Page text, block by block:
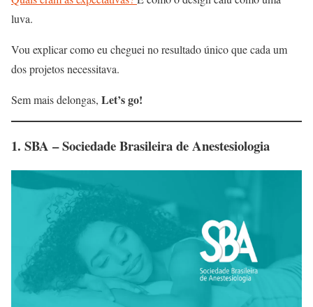
luva.
Vou explicar como eu cheguei no resultado único que cada um
dos projetos necessitava.
Sem mais delongas, Let’s go!
1. SBA – Sociedade Brasileira de Anestesiologia